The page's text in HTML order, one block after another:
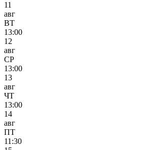
11
авг
ВТ
13:00
12
авг
СР
13:00
13
авг
ЧТ
13:00
14
авг
ПТ
11:30